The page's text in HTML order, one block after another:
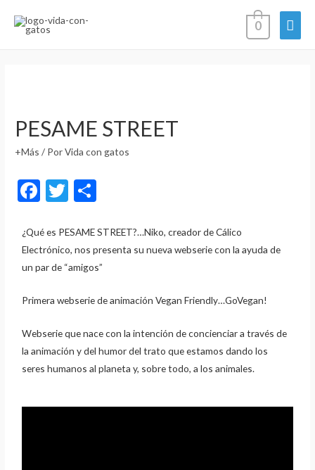
0
PESAME STREET
+Más / PorVida con gatos
F
e
b
o
o
k
T
itt
er
m
p
ar
ti
r
¿Qué es PESAME STREET?…Niko, creador de Cálico
Electrónico, nos presenta su nueva webserie con la ayuda de
un par de “amigos”
Primera webserie de animación Vegan Friendly…GoVegan!
Webserie que nace con la intención de concienciar a través de
la animación y del humor del trato que estamos dando los
seres humanos al planeta y, sobre todo, a los animales.